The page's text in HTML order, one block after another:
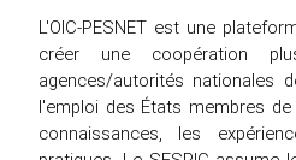
L'OIC-PESNET est une
créer une coopération
agences/autorités nationales
l'emploi des États membres
connaissances, les